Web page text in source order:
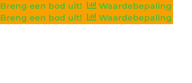
Breng een bod uit!
Waardebepaling
Breng een bod uit!
Waardebepaling